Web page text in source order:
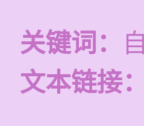
关键词：
文本链接：